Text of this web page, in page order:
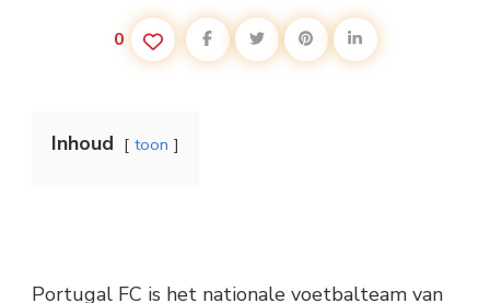
0
Inhoud toon
Portugal FC is het nationale voetbalteam van